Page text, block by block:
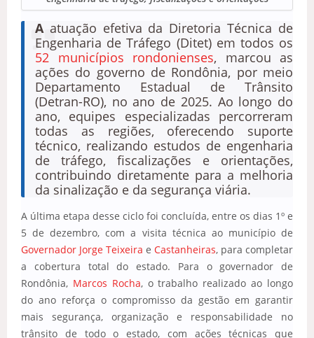
A atuação efetiva da Diretoria Técnica de
Engenharia de Tráfego (Ditet) em todos os
52 municípios rondonienses, marcou as
ações do governo de Rondônia, por meio
Departamento Estadual de Trânsito
(Detran-RO), no ano de 2025. Ao longo do
ano, equipes especializadas percorreram
todas as regiões, oferecendo suporte
técnico, realizando estudos de engenharia
de tráfego, fiscalizações e orientações,
contribuindo diretamente para a melhoria
da sinalização e da segurança viária.
A última etapa desse ciclo foi concluída, entre os dias 1º e
5 de dezembro, com a visita técnica ao município de
Governador Jorge Teixeira e Castanheiras, para completar
a cobertura total do estado. Para o governador de
Rondônia, Marcos Rocha, o trabalho realizado ao longo
do ano reforça o compromisso da gestão em garantir
mais segurança, organização e responsabilidade no
trânsito de todo o estado, com ações técnicas que